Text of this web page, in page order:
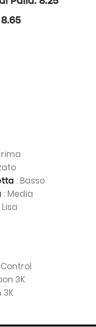
: Basso
: Media
Lisa
3K
3K